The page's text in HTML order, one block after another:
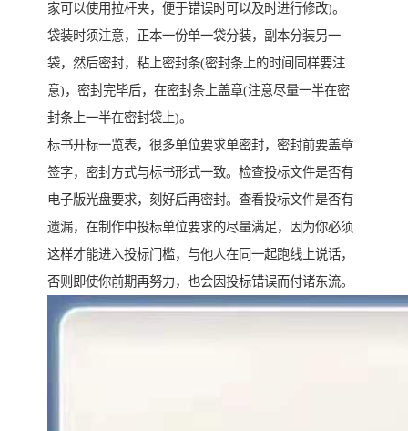
家可以使用拉杆夹，便于错误时可以及时进行修改)。
袋装时须注意，正本一份单一袋分装，副本分装另一
袋，然后密封，粘上密封条(密封条上的时间同样要注
意)，密封完毕后，在密封条上盖章(注意尽量一半在密
封条上一半在密封袋上)。
标书开标一览表，很多单位要求单密封，密封前要盖章
签字，密封方式与标书形式一致。检查投标文件是否有
电子版光盘要求，刻好后再密封。查看投标文件是否有
遗漏，在制作中投标单位要求的尽量满足，因为你必须
这样才能进入投标门槛，与他人在同一起跑线上说话，
否则即使你前期再努力，也会因投标错误而付诸东流。